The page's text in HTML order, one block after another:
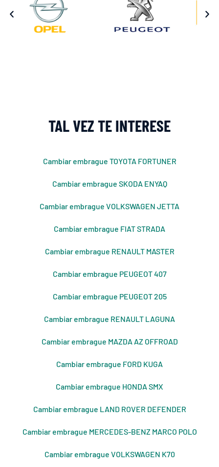
TAL VEZ TE INTERESE
Cambiar embrague TOYOTA FORTUNER
Cambiar embrague SKODA ENYAQ
Cambiar embrague VOLKSWAGEN JETTA
Cambiar embrague FIAT STRADA
Cambiar embrague RENAULT MASTER
Cambiar embrague PEUGEOT 407
Cambiar embrague PEUGEOT 205
Cambiar embrague RENAULT LAGUNA
Cambiar embrague MAZDA AZ OFFROAD
Cambiar embrague FORD KUGA
Cambiar embrague HONDA SMX
Cambiar embrague LAND ROVER DEFENDER
Cambiar embrague MERCEDES-BENZ MARCO POLO
Cambiar embrague VOLKSWAGEN K70